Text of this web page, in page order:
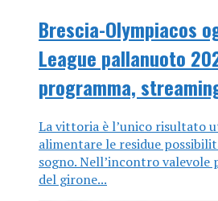
Brescia-Olympiacos
League pallanuoto
programma,
La vittoria è l’unico risultato
alimentare le residue
sogno. Nell’incontro
del girone...